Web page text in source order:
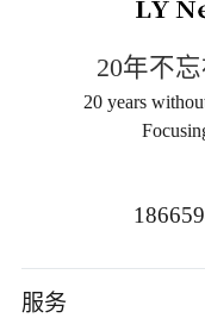
20年不
20 years
服务